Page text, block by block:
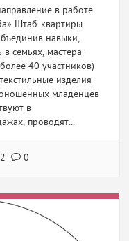
СБРОСИТЬ ФИЛЬТР
в работе
Штаб-квартиры
навыки,
в семьях, мастера-
40 участников)
изделия
младенцев
в
проводят...
0